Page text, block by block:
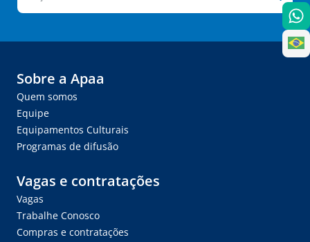
Sobre a Apaa
Quem somos
Equipe
Equipamentos Culturais
Programas de difusão
Vagas e contratações
Vagas
Trabalhe Conosco
Compras e contratações